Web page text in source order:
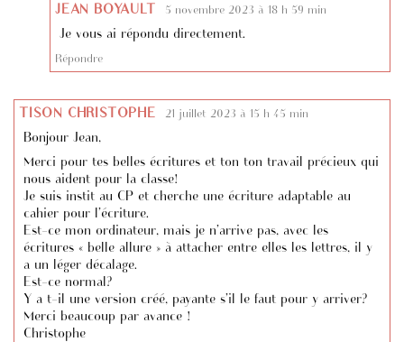
JEAN BOYAULT 5 novembre 2023 à 18 h 59 min
Je vous ai répondu directement.
Répondre
TISON CHRISTOPHE 21 juillet 2023 à 15 h 45 min
Bonjour Jean,
Merci pour tes belles écritures et ton ton travail précieux qui
nous aident pour la classe!
Je suis instit au CP et cherche une écriture adaptable au
cahier pour l’écriture.
Est-ce mon ordinateur, mais je n’arrive pas, avec les
écritures « belle allure » à attacher entre elles les lettres, il y
a un léger décalage.
Est-ce normal?
Y a t-il une version créé, payante s’il le faut pour y arriver?
Merci beaucoup par avance !
Christophe